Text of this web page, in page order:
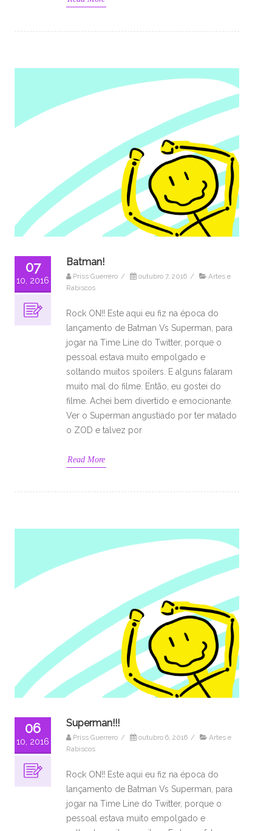
07
10, 2016
Batman!
Priss Guerrero / outubro 7, 2016 /
Artes e
Rabiscos
Rock ON!! Este aqui eu fiz na época do
lançamento de Batman Vs Superman, para
jogar na Time Line do Twitter, porque o
pessoal estava muito empolgado e
soltando muitos spoilers. E alguns falaram
muito mal do filme. Então, eu gostei do
filme. Achei bem divertido e emocionante.
Ver o Superman angustiado por ter matado
o ZOD e talvez por
Read More
06
10, 2016
Superman!!!
Priss Guerrero / outubro 6, 2016 /
Artes e
Rabiscos
Rock ON!! Este aqui eu fiz na época do
lançamento de Batman Vs Superman, para
jogar na Time Line do Twitter, porque o
pessoal estava muito empolgado e